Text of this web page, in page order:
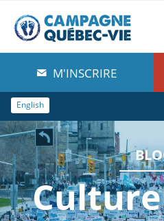
À propos de nous
Blog
Comprendre
Agir
Boutique
M'INSCRIRE
English